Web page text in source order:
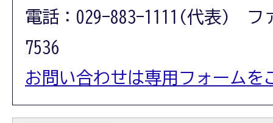
電話：029-883-1111(代表) フ
7536
お問い合わせは専用フォームを